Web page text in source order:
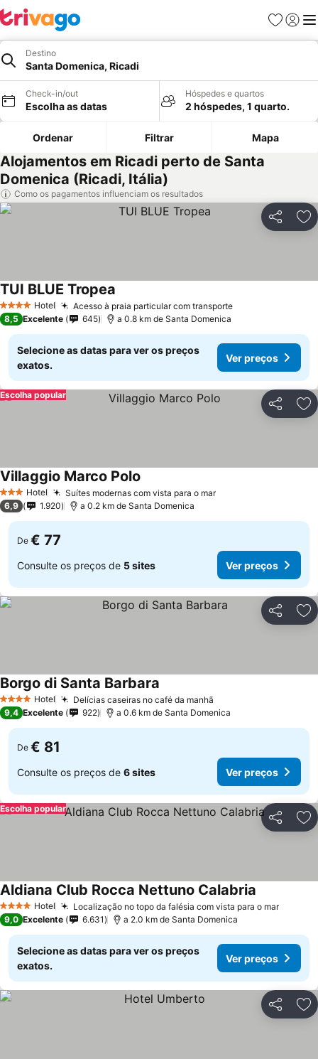
Favoritos
Iniciar
Destino
Santa Domenica, Ricadi
Check-in/out
Escolha as datas
Hóspedes e quartos
2 hóspedes, 1 quarto.
Ordenar Filtrar Mapa
Alojamentos em Ricadi perto de Santa
Domenica (Ricadi, Itália)
Como os pagamentos influenciam os resultados
Partilhar
4 EstrelasHotel Acesso à praia particular com transporte
TUI BLUE Tropea
8,5 Excelente 645 a 0.8 km de Santa Domenica
Selecione as datas para ver os preços
exatos.
Ver preços
Partilhar
Escolha popular
3 EstrelasHotel Suítes modernas com vista para o mar
Villaggio Marco Polo
6,9 1.920 a 0.2 km de Santa Domenica
De € 77
Consulte os preços de 5 sites Ver preços
Partilhar
4 EstrelasHotel Delícias caseiras no café da manhã
Borgo di Santa Barbara
9,4 Excelente 922 a 0.6 km de Santa Domenica
De € 81
Consulte os preços de 6 sites Ver preços
Partilhar
Escolha popular
4 EstrelasHotel Localização no topo da falésia com vista para o mar
Aldiana Club Rocca Nettuno Calabria
9,0 Excelente 6.631 a 2.0 km de Santa Domenica
Selecione as datas para ver os preços
exatos.
Ver preços
Partilhar